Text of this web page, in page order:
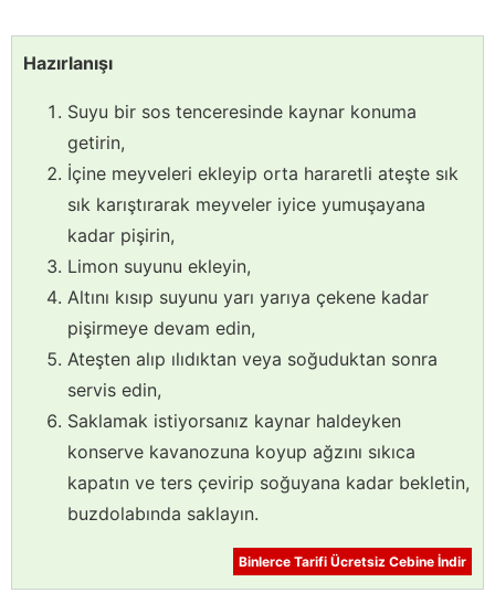
Hazırlanışı
Suyu bir sos tenceresinde kaynar konuma
getirin,
İçine meyveleri ekleyip orta hararetli ateşte sık
sık karıştırarak meyveler iyice yumuşayana
kadar pişirin,
Limon suyunu ekleyin,
Altını kısıp suyunu yarı yarıya çekene kadar
pişirmeye devam edin,
Ateşten alıp ılıdıktan veya soğuduktan sonra
servis edin,
Saklamak istiyorsanız kaynar haldeyken
konserve kavanozuna koyup ağzını sıkıca
kapatın ve ters çevirip soğuyana kadar bekletin,
buzdolabında saklayın.
Binlerce Tarifi Ücretsiz Cebine İndir